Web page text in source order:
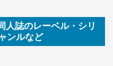
人誌のレーベル・シリ
ンルなど